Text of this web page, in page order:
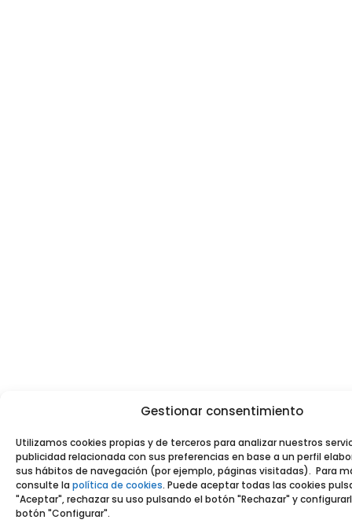
Gestionar consentimiento
Utilizamos cookies propias y de terceros para analizar nuestros
publicidad relacionada con sus preferencias en base a un perfil
sus hábitos de navegación (por ejemplo, páginas visitadas). Para
consulte la política de cookies. Puede aceptar todas las cookies
"Aceptar", rechazar su uso pulsando el botón "Rechazar" y
botón "Configurar".